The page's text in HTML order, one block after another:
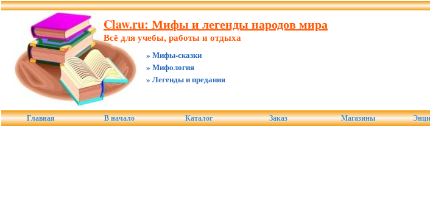
Claw.ru: Мифы и легенды народов мира
Всё для учебы, работы и отдыха
» Мифы-сказки
» Мифология
» Легенды и предания
Главная В начало Каталог Заказ Магазины